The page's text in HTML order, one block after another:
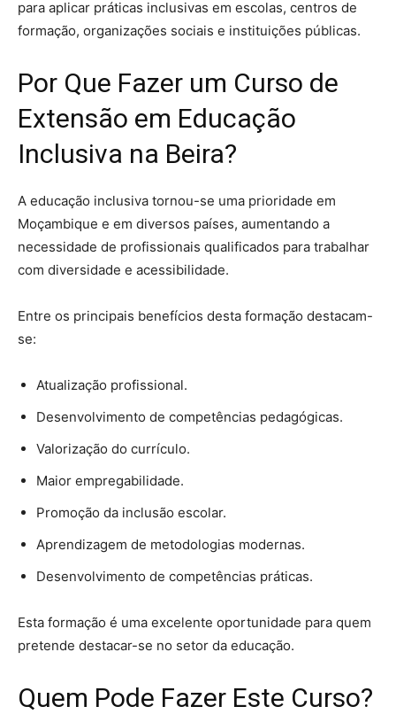
para aplicar práticas inclusivas em escolas, centros de
formação, organizações sociais e instituições públicas.
Por Que Fazer um Curso de
Extensão em Educação
Inclusiva na Beira?
A educação inclusiva tornou-se uma prioridade em
Moçambique e em diversos países, aumentando a
necessidade de profissionais qualificados para trabalhar
com diversidade e acessibilidade.
Entre os principais benefícios desta formação destacam-
se:
Atualização profissional.
Desenvolvimento de competências pedagógicas.
Valorização do currículo.
Maior empregabilidade.
Promoção da inclusão escolar.
Aprendizagem de metodologias modernas.
Desenvolvimento de competências práticas.
Esta formação é uma excelente oportunidade para quem
pretende destacar-se no setor da educação.
Quem Pode Fazer Este Curso?